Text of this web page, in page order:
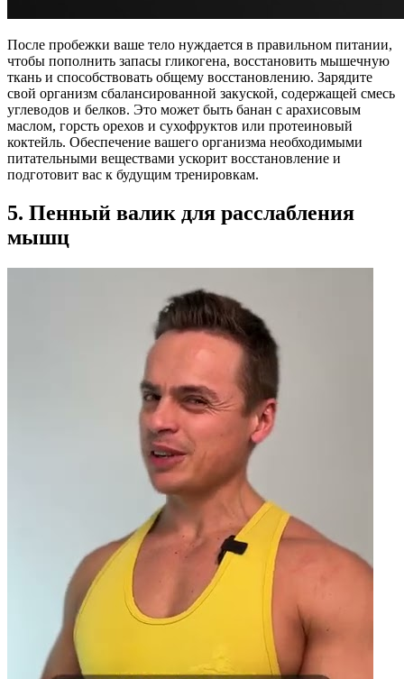
После пробежки ваше тело нуждается в правильном питании,
чтобы пополнить запасы гликогена, восстановить мышечную
ткань и способствовать общему восстановлению. Зарядите
свой организм сбалансированной закуской, содержащей смесь
углеводов и белков. Это может быть банан с арахисовым
маслом, горсть орехов и сухофруктов или протеиновый
коктейль. Обеспечение вашего организма необходимыми
питательными веществами ускорит восстановление и
подготовит вас к будущим тренировкам.
5. Пенный валик для расслабления
мышц